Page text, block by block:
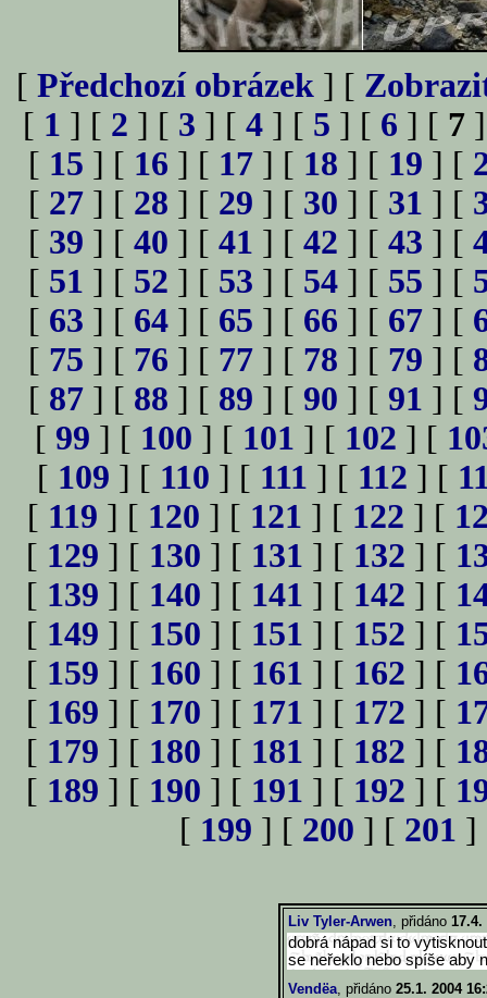
[ Předchozí obrázek ] [
[ 1 ] [ 2 ] [ 3 ] [ 4 ] [ 5 ] [ 6 ] [ 7
[ 15 ] [ 16 ] [ 17 ] [ 18 ] [ 19 ] [
[ 27 ] [ 28 ] [ 29 ] [ 30 ] [ 31 ] [
[ 39 ] [ 40 ] [ 41 ] [ 42 ] [ 43 ] [
[ 51 ] [ 52 ] [ 53 ] [ 54 ] [ 55 ] [
[ 63 ] [ 64 ] [ 65 ] [ 66 ] [ 67 ] [
[ 75 ] [ 76 ] [ 77 ] [ 78 ] [ 79 ] [
[ 87 ] [ 88 ] [ 89 ] [ 90 ] [ 91 ] [
[ 99 ] [ 100 ] [ 101 ] [ 102 ] [
[ 109 ] [ 110 ] [ 111 ] [ 112 ] [
[ 119 ] [ 120 ] [ 121 ] [ 122 ] [
[ 129 ] [ 130 ] [ 131 ] [ 132 ] [
[ 139 ] [ 140 ] [ 141 ] [ 142 ] [
[ 149 ] [ 150 ] [ 151 ] [ 152 ] [
[ 159 ] [ 160 ] [ 161 ] [ 162 ] [
[ 169 ] [ 170 ] [ 171 ] [ 172 ] [
[ 179 ] [ 180 ] [ 181 ] [ 182 ] [
[ 189 ] [ 190 ] [ 191 ] [ 192 ] [
[ 199 ] [ 200 ] [ 201 ]
Liv Tyler-Arwen, přidáno 17.4.
dobrá nápad si to
se neřeklo nebo spíše aby
Vendëa, přidáno 25.1. 2004